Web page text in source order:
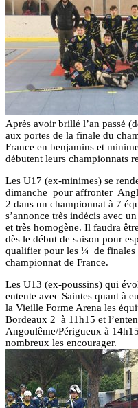
Après avoir brillé l’an passé
aux portes de la finale du
France en benjamins et
débutent leurs championnats
Les U17 (ex-minimes) se
dimanche pour affronter
2 dans un championnat à 7
s’annonce très indécis avec
et très homogène. Il faudra
dès le début de saison pour
qualifier pour les ¼ de finales
championnat de France.
Les U13 (ex-poussins) qui
entente avec Saintes quant à
la Vieille Forme Arena les
Bordeaux 2 à 11h15 et
Angoulême/Périgueux à
nombreux les encourager.